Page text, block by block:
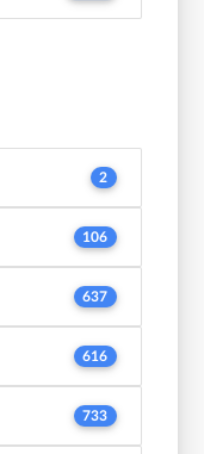
2
106
637
616
733